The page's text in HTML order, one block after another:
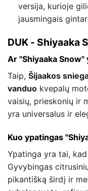
versija, kurioje
jausmingais
DUK - Shiyaaka
Ar "Shiyaaka
Taip, Šijaakos
vanduo kvepalų
vaisių, prieskonių ir
yra universalus ir
Kuo ypatingas
Ypatinga yra tai, kad
Gyvybingas
pikantišką širdį ir